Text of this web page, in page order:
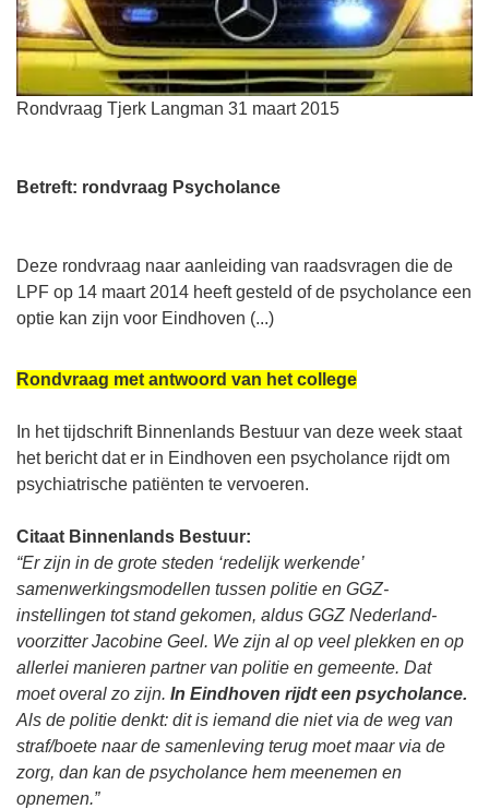
Rondvraag Tjerk Langman 31 maart 2015
Betreft: rondvraag Psycholance
Deze rondvraag naar aanleiding van raadsvragen die de
LPF op 14 maart 2014 heeft gesteld of de psycholance een
optie kan zijn voor Eindhoven (...)
Rondvraag met antwoord van het college
In het tijdschrift Binnenlands Bestuur van deze week staat
het bericht dat er in Eindhoven een psycholance rijdt om
psychiatrische patiënten te vervoeren.
Citaat Binnenlands Bestuur:
“Er zijn in de grote steden ‘redelijk werkende’
samenwerkingsmodellen tussen politie en GGZ-
instellingen tot stand gekomen, aldus GGZ Nederland-
voorzitter Jacobine Geel. We zijn al op veel plekken en op
allerlei manieren partner van politie en gemeente. Dat
moet overal zo zijn. In Eindhoven rijdt een psycholance.
Als de politie denkt: dit is iemand die niet via de weg van
straf/boete naar de samenleving terug moet maar via de
zorg, dan kan de psycholance hem meenemen en
opnemen.”